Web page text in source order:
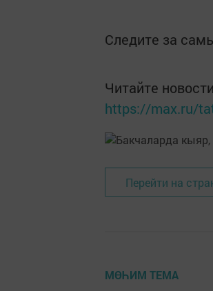
Следите за
Читайте
https://max.ru/
Перейти на
МӨҺИМ ТЕМА